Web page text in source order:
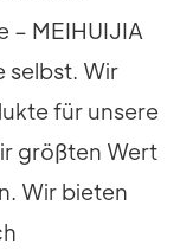
– MEIHUIJIA
selbst. Wir
für unsere
größten Wert
Wir bieten